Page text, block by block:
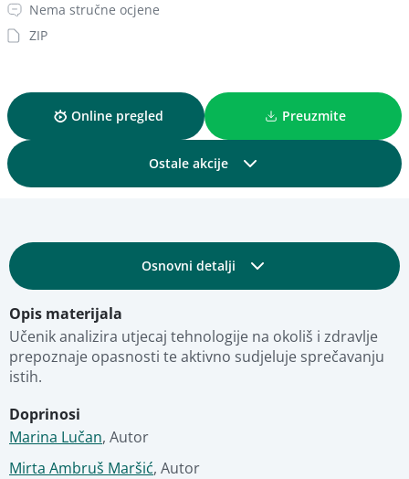
Nema stručne ocjene
ZIP
Online pregled Preuzmite
Ostale akcije
Dodajte u kolekciju
Dodajte u favorite
Pregled materijala
Osnovni detalji
Obrazovni i tehnički detalji
Fotografije
Stručna ocjena
Opis materijala
Učenik analizira utjecaj tehnologije na okoliš i zdravlje
prepoznaje opasnosti te aktivno sudjeluje sprečavanju
istih.
Doprinosi
Marina Lučan, Autor
Mirta Ambruš Maršić, Autor